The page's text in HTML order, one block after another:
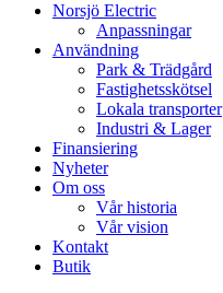
Norsjö Electric
Anpassningar
Användning
Park & Trädgård
Fastighetsskötsel
Lokala transporter
Industri & Lager
Finansiering
Nyheter
Om oss
Vår historia
Vår vision
Kontakt
Butik